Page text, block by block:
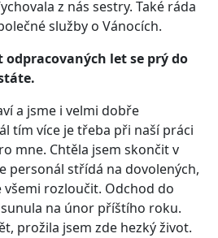
z nás sestry. Také ráda
služby o Vánocích.
odpracovaných let se prý do
a jsme i velmi dobře
tím více je třeba při naší práci
mne. Chtěla jsem skončit v
personál střídá na dovolených,
všemi rozloučit. Odchod do
na únor příštího roku.
prožila jsem zde hezký život.